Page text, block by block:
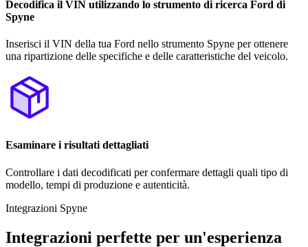
Decodifica il VIN utilizzando lo strumento di ricerca Ford di
Spyne
Inserisci il VIN della tua Ford nello strumento Spyne per ottenere
una ripartizione delle specifiche e delle caratteristiche del veicolo.
Esaminare i risultati dettagliati
Controllare i dati decodificati per confermare dettagli quali tipo di
modello, tempi di produzione e autenticità.
Integrazioni Spyne
Integrazioni perfette per un'esperienza